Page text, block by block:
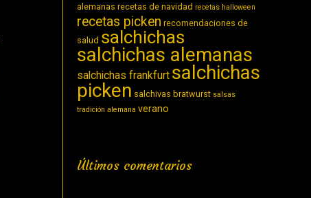
alemanas recetas de navidad recetas halloween
recetas picken recomendaciones de
salud salchichas
salchichas alemanas
salchichas frankfurt salchichas
picken salchivas bratwurst salsas
tradición alemana verano
Últimos comentarios